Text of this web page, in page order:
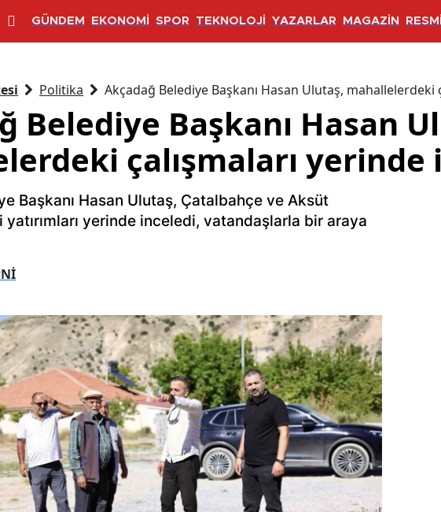
GÜNDEM EKONOMİ SPOR TEKNOLOJİ YAZARLAR MAGAZİN
Politika Akçadağ Belediye Başkanı Hasan Ulutaş, mahallelerdeki
Belediye Başkanı Hasan
çalışmaları yerinde
Başkanı Hasan Ulutaş, Çatalbahçe ve Aksüt
yerinde inceledi, vatandaşlarla bir araya